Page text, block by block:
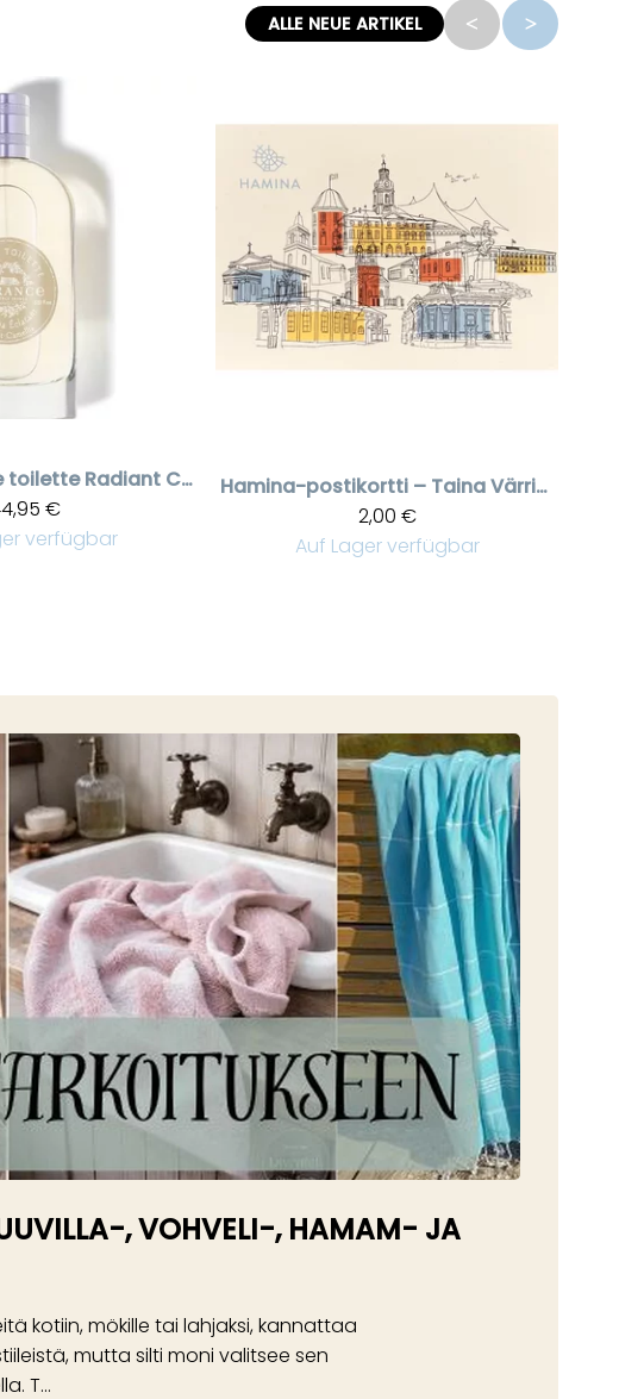
ALLE NEUE ARTIKEL
Eau de toilette Radiant Camellia - kameliankukka
€
verfügbar
Hamina-postikortti – Taina Värrin kuvitus
2,00 €
Auf Lager verfügbar
, VOHVELI-, HAMAM- JA
kotiin, mökille tai lahjaksi, kannattaa
mutta silti moni valitsee sen
T...